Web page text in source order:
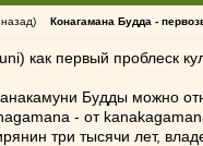
Конагамана Будда -
как первый проблеск
Будды можно
- от
три тысячи лет,